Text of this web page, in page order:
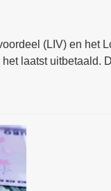
(LIV) en het
laatst uitbetaald.